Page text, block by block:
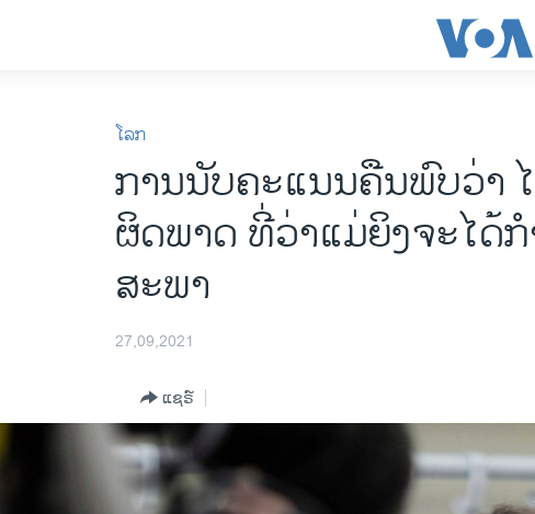
ໂລກ
ການນັບຄະແນນຄືນພົບວ່າ
ຜິດພາດ ທີ່ວ່າແມ່ຍິງຈະໄດ້
ສະພາ
27,09,2021
ແຊຣ໌